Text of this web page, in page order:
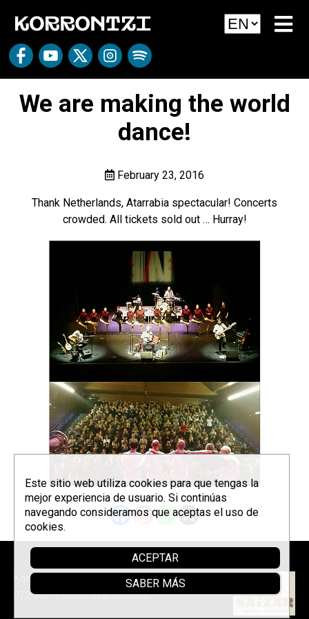
We are making the world
dance!
February 23, 2016
Thank Netherlands, Atarrabia spectacular! Concerts
crowded. All tickets sold out … Hurray!
Korrontzi © 2026 - Tel. (+34) 618
072 076 -Política de privacidad
Sponsor
Este sitio web utiliza cookies para que tengas la
mejor experiencia de usuario. Si continúas
navegando consideramos que aceptas el uso de
cookies.
ACEPTAR
SABER MÁS